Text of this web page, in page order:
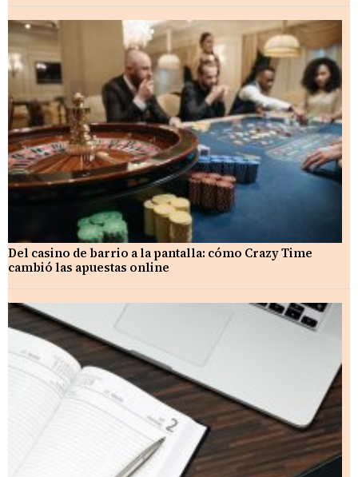
Del casino de barrio a la pantalla: cómo Crazy Time
cambió las apuestas online